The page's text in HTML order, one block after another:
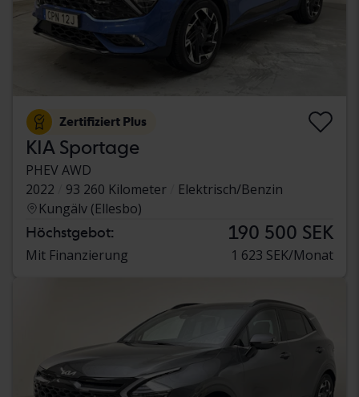
Zertifiziert Plus
KIA Sportage
PHEV AWD
2022
93 260 Kilometer
Elektrisch/Benzin
Kungälv (Ellesbo)
Höchstgebot: 190 500 SEK
Mit Finanzierung 1 623 SEK/Monat